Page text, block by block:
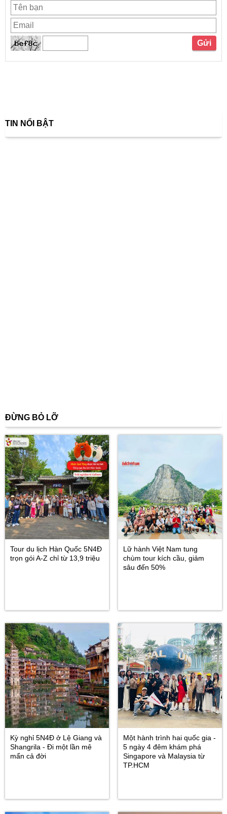
TIN NỔI BẬT
ĐỪNG BỎ LỠ
Tour du lịch Hàn Quốc 5N4Đ
trọn gói A-Z chỉ từ 13,9 triệu
Lữ hành Việt Nam tung
chùm tour kích cầu, giảm
sâu đến 50%
Kỳ nghỉ 5N4Đ ở Lệ Giang và
Shangrila - Đi một lần mê
mẩn cả đời
Một hành trình hai quốc gia -
5 ngày 4 đêm khám phá
Singapore và Malaysia từ
TP.HCM